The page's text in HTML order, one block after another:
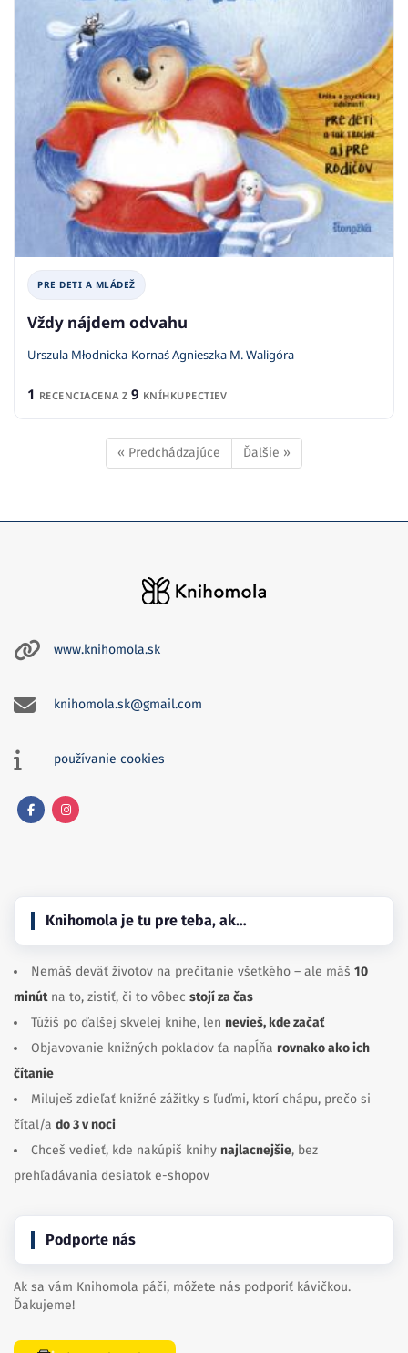
PRE DETI A MLÁDEŽ
Vždy nájdem odvahu
Urszula Młodnicka-Kornaś Agnieszka M. Waligóra
1 RECENCIACENA Z 9 KNÍHKUPECTIEV
« Predchádzajúce Ďalšie »
www.knihomola.sk
knihomola.sk@gmail.com
používanie cookies
Knihomola je tu pre teba, ak…
Nemáš deväť životov na prečítanie všetkého – ale máš 10
minútna to, zistiť, či to vôbec stojí za čas
Túžiš po ďalšej skvelej knihe, len nevieš, kde začať
Objavovanie knižných pokladov ťa napĺňa rovnako ako ich
čítanie
Miluješ zdieľať knižné zážitky s ľuďmi, ktorí chápu, prečo si
čítal/a do 3 v noci
Chceš vedieť, kde nakúpiš knihy najlacnejšie, bez
prehľadávania desiatok e-shopov
Podporte nás
Ak sa vám Knihomola páči, môžete nás podporiť kávičkou.
Ďakujeme!